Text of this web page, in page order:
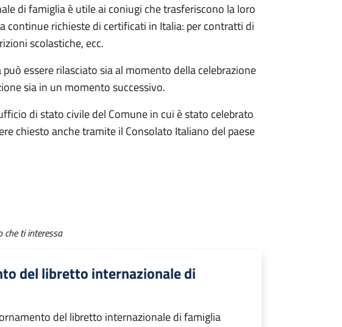
di famiglia è utile ai coniugi che trasferiscono la loro
continue richieste di certificati in Italia: per contratti di
scolastiche, ecc.
essere rilasciato sia al momento della celebrazione
sia in un momento successivo.
di stato civile del Comune in cui è stato celebrato
chiesto anche tramite il Consolato Italiano del paese
che ti interessa
del libretto internazionale di
del libretto internazionale di famiglia